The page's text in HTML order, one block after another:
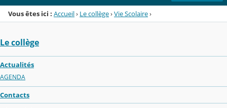
Vous êtes ici : Accueil› Le collège›Vie Scolaire›
Le collège
Actualités
AGENDA
Contacts